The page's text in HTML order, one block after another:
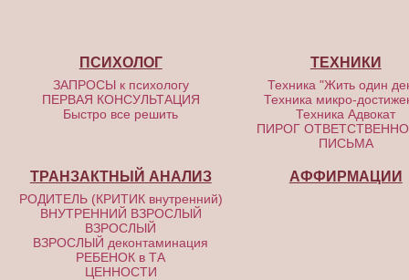
ПСИХОЛОГ
ЗАПРОСЫ к психологу
ПЕРВАЯ КОНСУЛЬТАЦИЯ
Быстро все решить
ТЕХНИКИ
Техника "Жить один
Техника микро-
Техника Адвокат
ПИРОГ
ПИСЬМА
ТРАНЗАКТНЫЙ АНАЛИЗ
РОДИТЕЛЬ (КРИТИК внутренний)
ВНУТРЕННИЙ ВЗРОСЛЫЙ
ВЗРОСЛЫЙ
ВЗРОСЛЫЙ деконтаминация
РЕБЕНОК в ТА
ЦЕННОСТИ
АФФИРМАЦИИ